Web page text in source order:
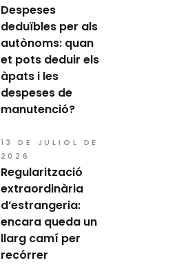
Despeses
deduïbles per als
autònoms: quan
et pots deduir els
àpats i les
despeses de
manutenció?
13 DE JULIOL DE
2026
Regularització
extraordinària
d’estrangeria:
encara queda un
llarg camí per
recórrer